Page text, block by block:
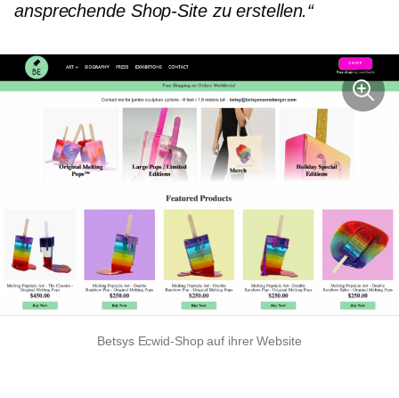
ansprechende Shop-Site zu erstellen.“
Betsys Ecwid-Shop auf ihrer Website